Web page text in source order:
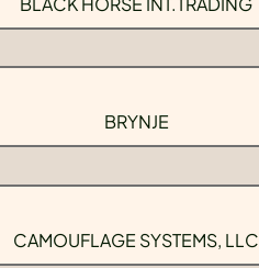
BRYNJE
CAMOUFLAGE SYSTEMS, LLC